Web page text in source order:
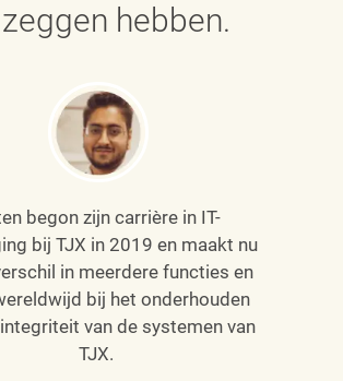
hebben.
begon zijn carrière in IT-
bij TJX in 2019 en maakt nu
in meerdere functies en
bij het onderhouden
van de systemen van
TJX.